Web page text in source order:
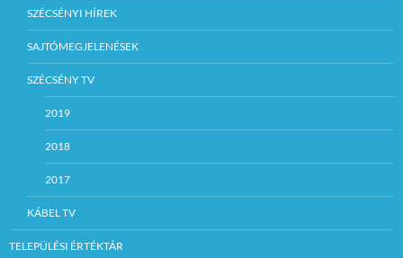
SZÉCSÉNYI HÍREK
SAJTÓMEGJELENÉSEK
SZÉCSÉNY TV
2019
2018
2017
KÁBEL TV
TELEPÜLÉSI ÉRTÉKTÁR